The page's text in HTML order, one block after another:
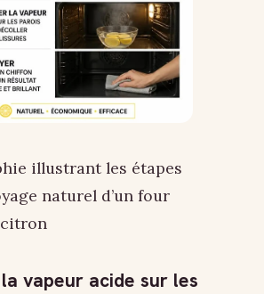
illustrant les étapes
naturel d’un four
vapeur acide sur les